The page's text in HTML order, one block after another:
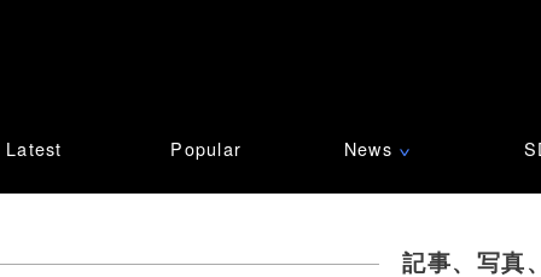
Latest Popular News ∨
記事、写真